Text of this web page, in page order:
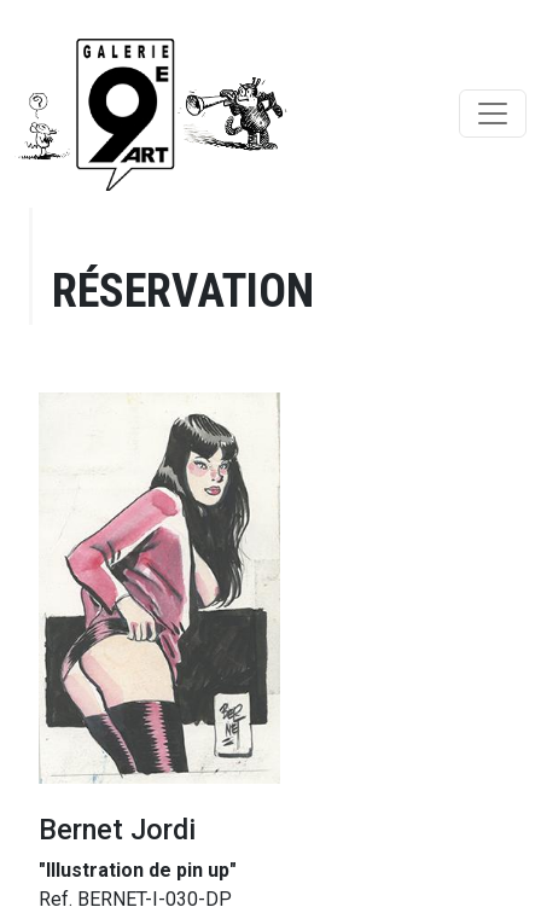
RÉSERVATION
Bernet Jordi
"Illustration de pin up"
Ref. BERNET-I-030-DP